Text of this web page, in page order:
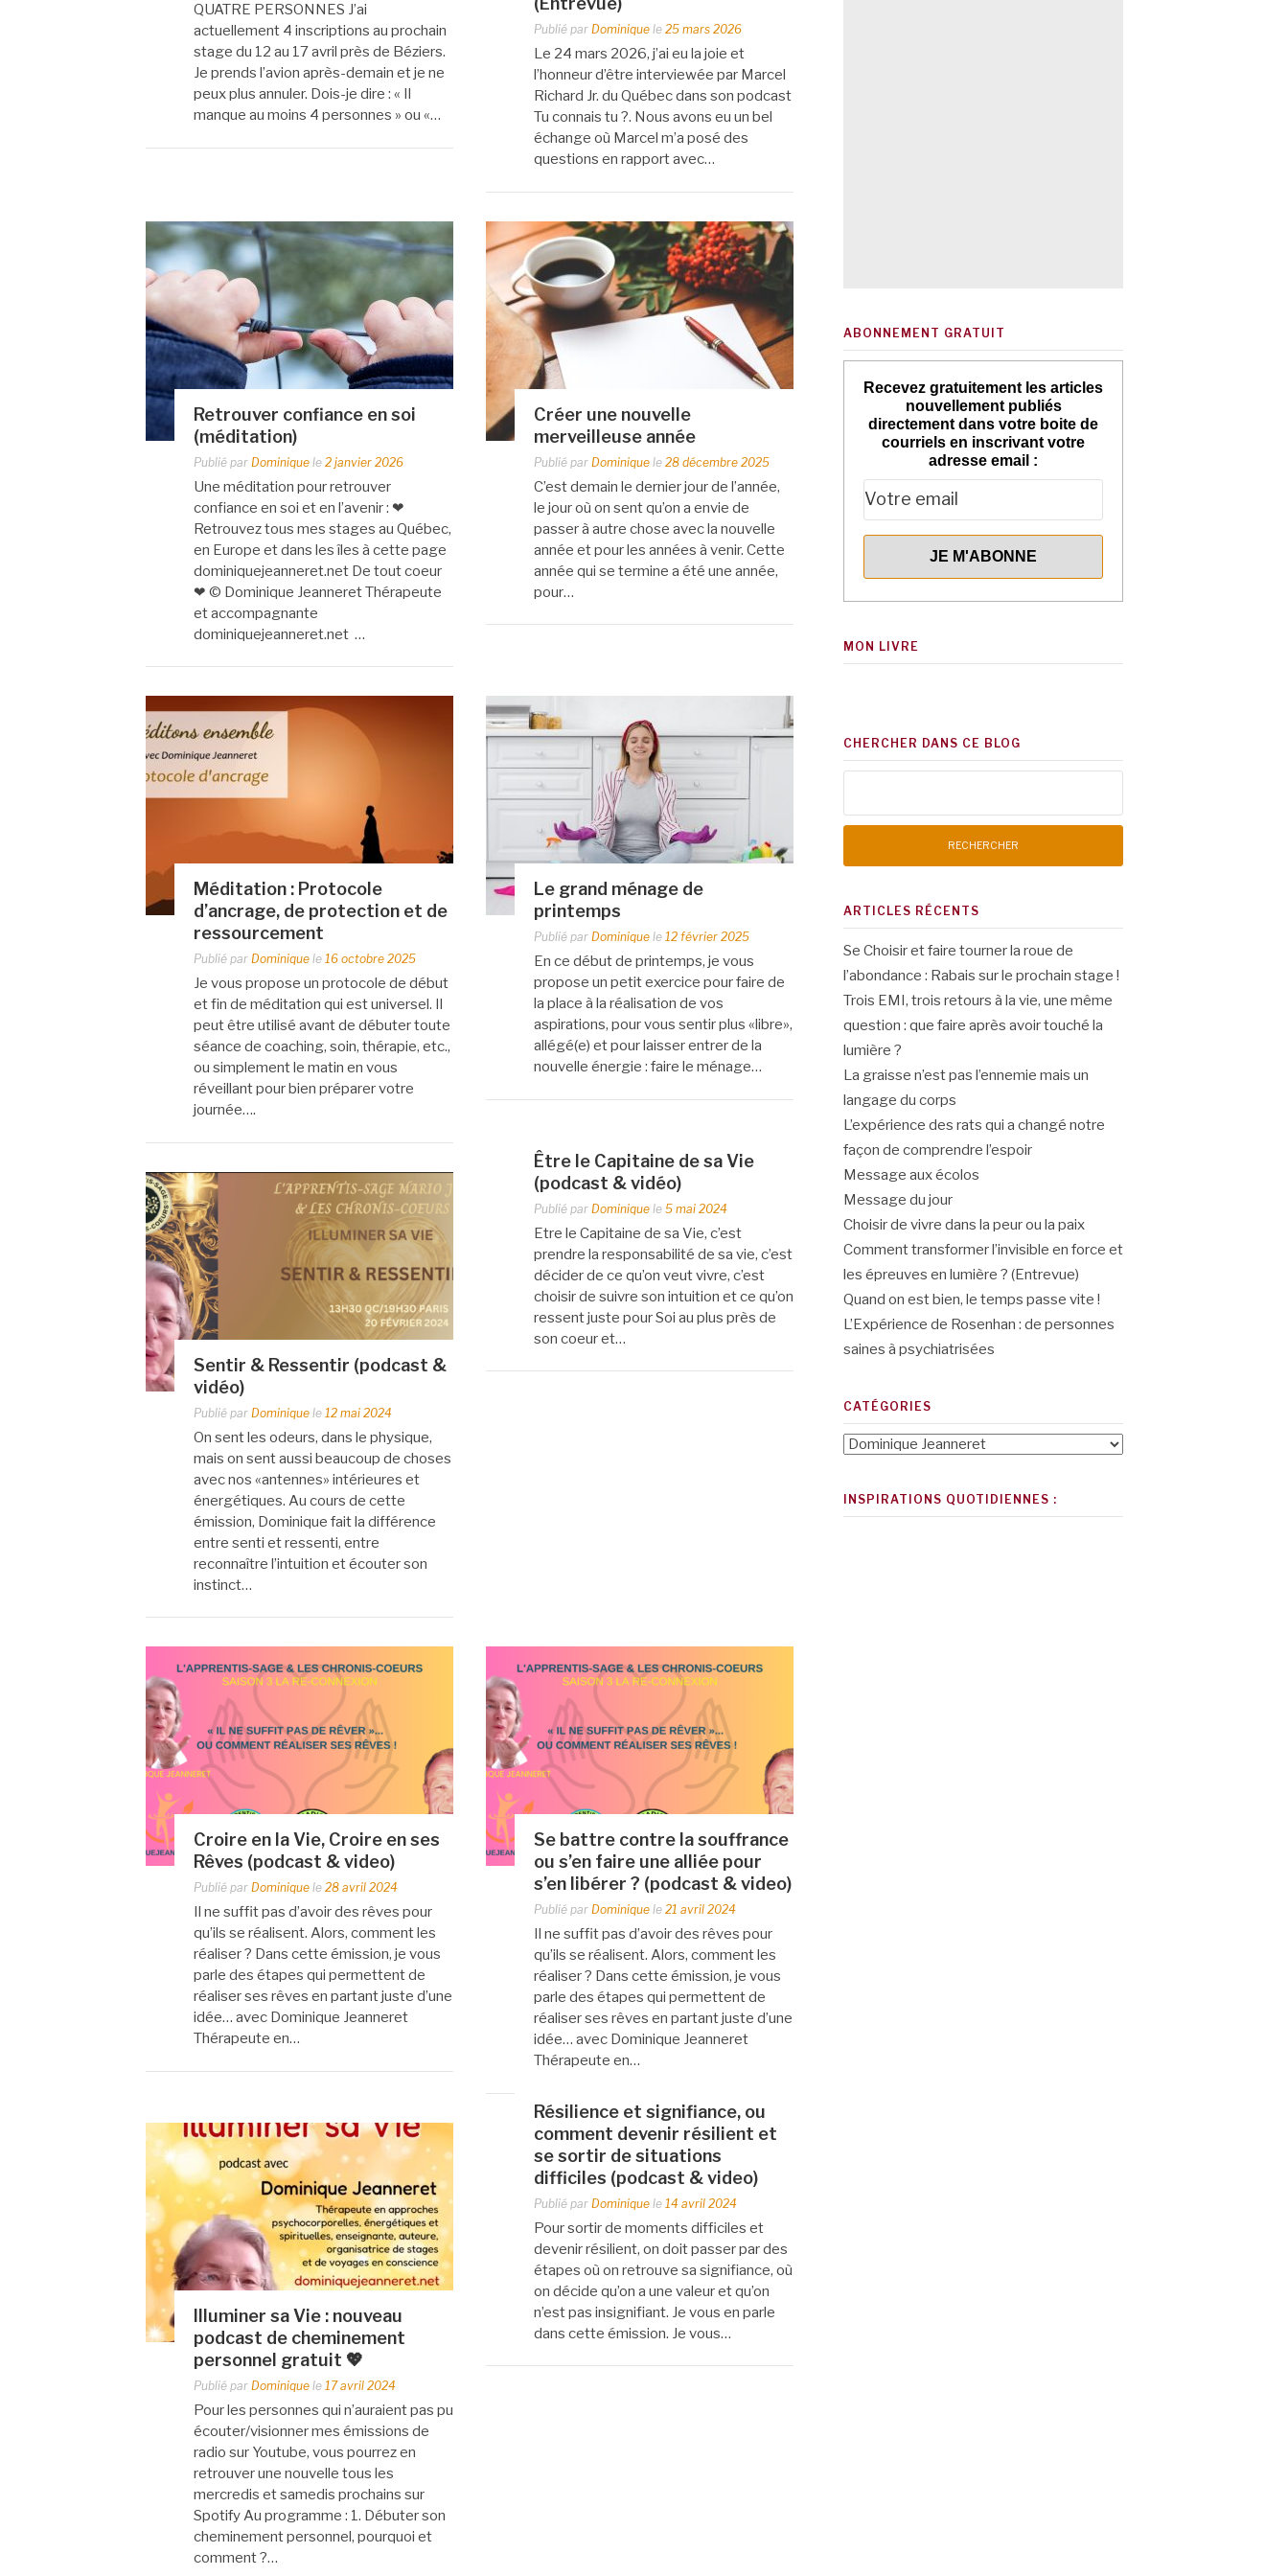
QUATRE PERSONNES J’ai
actuellement 4 inscriptions au prochain
stage du 12 au 17 avril près de Béziers.
Je prends l’avion après-demain et je ne
peux plus annuler. Dois-je dire : « Il
manque au moins 4 personnes » ou «…
Publié par Dominiquele 25 mars 2026
Le 24 mars 2026, j’ai eu la joie et
l’honneur d’être interviewée par Marcel
Richard Jr. du Québec dans son podcast
Tu connais tu ?. Nous avons eu un bel
échange où Marcel m’a posé des
questions en rapport avec…
Retrouver confiance en soi
(méditation)
Publié par Dominique le 2 janvier 2026
Une méditation pour retrouver
confiance en soi et en l’avenir : ❤
Retrouvez tous mes stages au Québec,
en Europe et dans les îles à cette page
dominiquejeanneret.net De tout coeur
❤ © Dominique Jeanneret Thérapeute
et accompagnante
dominiquejeanneret.net …
Créer une nouvelle
merveilleuse année
Publié par Dominiquele 28 décembre 2025
C’est demain le dernier jour de l’année,
le jour où on sent qu’on a envie de
passer à autre chose avec la nouvelle
année et pour les années à venir. Cette
année qui se termine a été une année,
pour…
Méditation : Protocole
d’ancrage, de protection et de
ressourcement
Publié par Dominique le 16 octobre 2025
Je vous propose un protocole de début
et fin de méditation qui est universel. Il
peut être utilisé avant de débuter toute
séance de coaching, soin, thérapie, etc.,
ou simplement le matin en vous
réveillant pour bien préparer votre
journée….
Le grand ménage de
printemps
Publié par Dominiquele 12 février 2025
En ce début de printemps, je vous
propose un petit exercice pour faire de
la place à la réalisation de vos
aspirations, pour vous sentir plus «libre»,
allégé(e) et pour laisser entrer de la
nouvelle énergie : faire le ménage…
Sentir & Ressentir (podcast &
vidéo)
Publié par Dominique le 12 mai 2024
On sent les odeurs, dans le physique,
mais on sent aussi beaucoup de choses
avec nos «antennes» intérieures et
énergétiques. Au cours de cette
émission, Dominique fait la différence
entre senti et ressenti, entre
reconnaître l’intuition et écouter son
instinct…
Être le Capitaine de sa Vie
(podcast & vidéo)
Publié par Dominiquele 5 mai 2024
Etre le Capitaine de sa Vie, c’est
prendre la responsabilité de sa vie, c’est
décider de ce qu’on veut vivre, c’est
choisir de suivre son intuition et ce qu’on
ressent juste pour Soi au plus près de
son coeur et…
Croire en la Vie, Croire en ses
Rêves (podcast & video)
Publié par Dominique le 28 avril 2024
Il ne suffit pas d’avoir des rêves pour
qu’ils se réalisent. Alors, comment les
réaliser ? Dans cette émission, je vous
parle des étapes qui permettent de
réaliser ses rêves en partant juste d’une
idée… avec Dominique Jeanneret
Thérapeute en…
Se battre contre la souffrance
ou s’en faire une alliée pour
s’en libérer ? (podcast & video)
Publié par Dominiquele 21 avril 2024
Il ne suffit pas d’avoir des rêves pour
qu’ils se réalisent. Alors, comment les
réaliser ? Dans cette émission, je vous
parle des étapes qui permettent de
réaliser ses rêves en partant juste d’une
idée… avec Dominique Jeanneret
Thérapeute en…
Illuminer sa Vie : nouveau
podcast de cheminement
personnel gratuit 💖
Publié par Dominique le 17 avril 2024
Pour les personnes qui n’auraient pas pu
écouter/visionner mes émissions de
radio sur Youtube, vous pourrez en
retrouver une nouvelle tous les
mercredis et samedis prochains sur
Spotify Au programme : 1. Débuter son
cheminement personnel, pourquoi et
comment ?…
Résilience et signifiance, ou
comment devenir résilient et
se sortir de situations
difficiles (podcast & video)
Publié par Dominiquele 14 avril 2024
Pour sortir de moments difficiles et
devenir résilient, on doit passer par des
étapes où on retrouve sa signifiance, où
on décide qu’on a une valeur et qu’on
n’est pas insignifiant. Je vous en parle
dans cette émission. Je vous…
ABONNEMENT GRATUIT
Recevez gratuitement les articles
nouvellement publiés
directement dans votre boite de
courriels en inscrivant votre
adresse email :
MON LIVRE
CHERCHER DANS CE BLOG
ARTICLES RÉCENTS
Se Choisir et faire tourner la roue de
l’abondance : Rabais sur le prochain stage !
Trois EMI, trois retours à la vie, une même
question : que faire après avoir touché la
lumière ?
La graisse n’est pas l’ennemie mais un
langage du corps
L’expérience des rats qui a changé notre
façon de comprendre l’espoir
Message aux écolos
Message du jour
Choisir de vivre dans la peur ou la paix
Comment transformer l’invisible en force et
les épreuves en lumière ? (Entrevue)
Quand on est bien, le temps passe vite !
L’Expérience de Rosenhan : de personnes
saines à psychiatrisées
CATÉGORIES
Catégories
INSPIRATIONS QUOTIDIENNES :